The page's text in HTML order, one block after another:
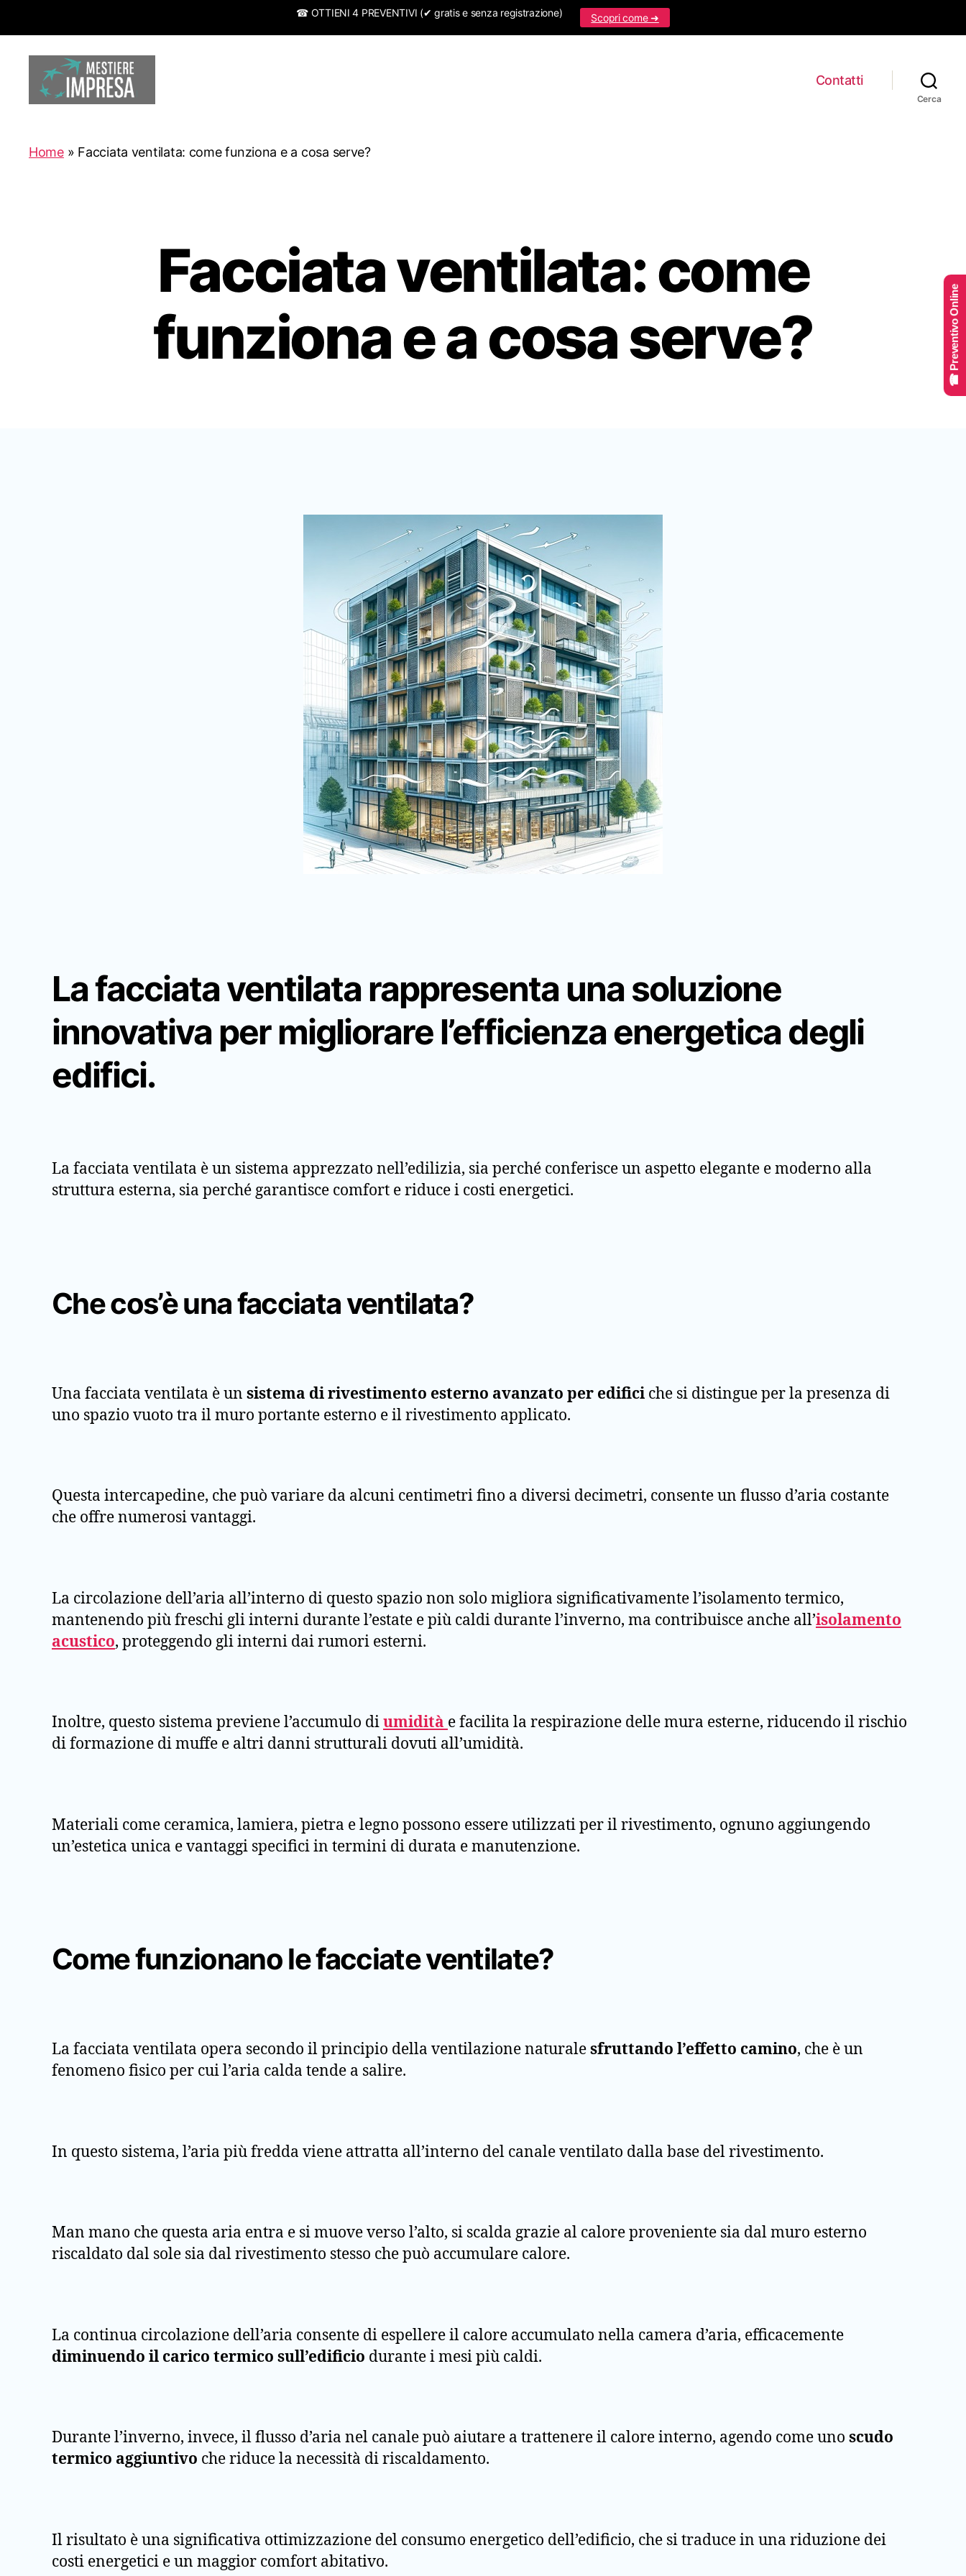
☎ OTTIENI 4 PREVENTIVI (✔ gratis e senza registrazione) Scopri come ➜
Contatti
Cerca
Home» Facciata ventilata: come funziona e a cosa serve?
Facciata ventilata: come
funziona e a cosa serve?
La facciata ventilata rappresenta una soluzione
innovativa per migliorare l’efficienza energetica degli
edifici.
La facciata ventilata è un sistema apprezzato nell’edilizia, sia perché conferisce un aspetto elegante e moderno alla
struttura esterna, sia perché garantisce comfort e riduce i costi energetici.
Che cos’è una facciata ventilata?
Una facciata ventilata è un sistema di rivestimento esterno avanzato per edifici che si distingue per la presenza di
uno spazio vuoto tra il muro portante esterno e il rivestimento applicato.
Questa intercapedine, che può variare da alcuni centimetri fino a diversi decimetri, consente un flusso d’aria costante
che offre numerosi vantaggi.
La circolazione dell’aria all’interno di questo spazio non solo migliora significativamente l’isolamento termico,
mantenendo più freschi gli interni durante l’estate e più caldi durante l’inverno, ma contribuisce anche all’isolamento
acustico, proteggendo gli interni dai rumori esterni.
Inoltre, questo sistema previene l’accumulo diumidità e facilita la respirazione delle mura esterne, riducendo il rischio
di formazione di muffe e altri danni strutturali dovuti all’umidità.
Materiali come ceramica, lamiera, pietra e legno possono essere utilizzati per il rivestimento, ognuno aggiungendo
un’estetica unica e vantaggi specifici in termini di durata e manutenzione.
Come funzionano le facciate ventilate?
La facciata ventilata opera secondo il principio della ventilazione naturalesfruttando l’effetto camino, che è un
fenomeno fisico per cui l’aria calda tende a salire.
In questo sistema, l’aria più fredda viene attratta all’interno del canale ventilato dalla base del rivestimento.
Man mano che questa aria entra e si muove verso l’alto, si scalda grazie al calore proveniente sia dal muro esterno
riscaldato dal sole sia dal rivestimento stesso che può accumulare calore.
La continua circolazione dell’aria consente di espellere il calore accumulato nella camera d’aria, efficacemente
diminuendo il carico termico sull’edificio durante i mesi più caldi.
Durante l’inverno, invece, il flusso d’aria nel canale può aiutare a trattenere il calore interno, agendo come uno scudo
termico aggiuntivo che riduce la necessità di riscaldamento.
Il risultato è una significativa ottimizzazione del consumo energetico dell’edificio, che si traduce in una riduzione dei
costi energetici e un maggior comfort abitativo.
☎ Preventivo Online